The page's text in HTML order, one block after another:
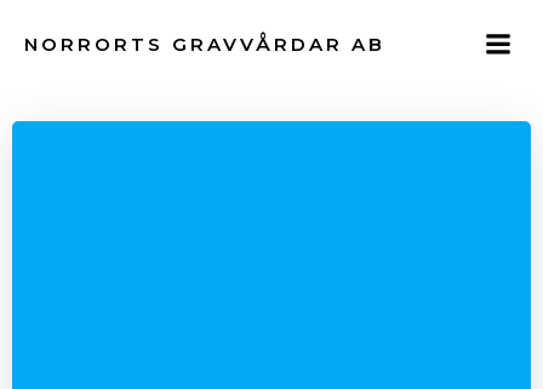
till
NORRORTS GRAVVÅRDAR AB